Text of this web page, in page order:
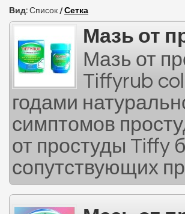
Вид: Список / Сетка
Мазь от
Мазь от
Tiffyrub
годами
симптомов
от простуды Tiffy
сопутствующих